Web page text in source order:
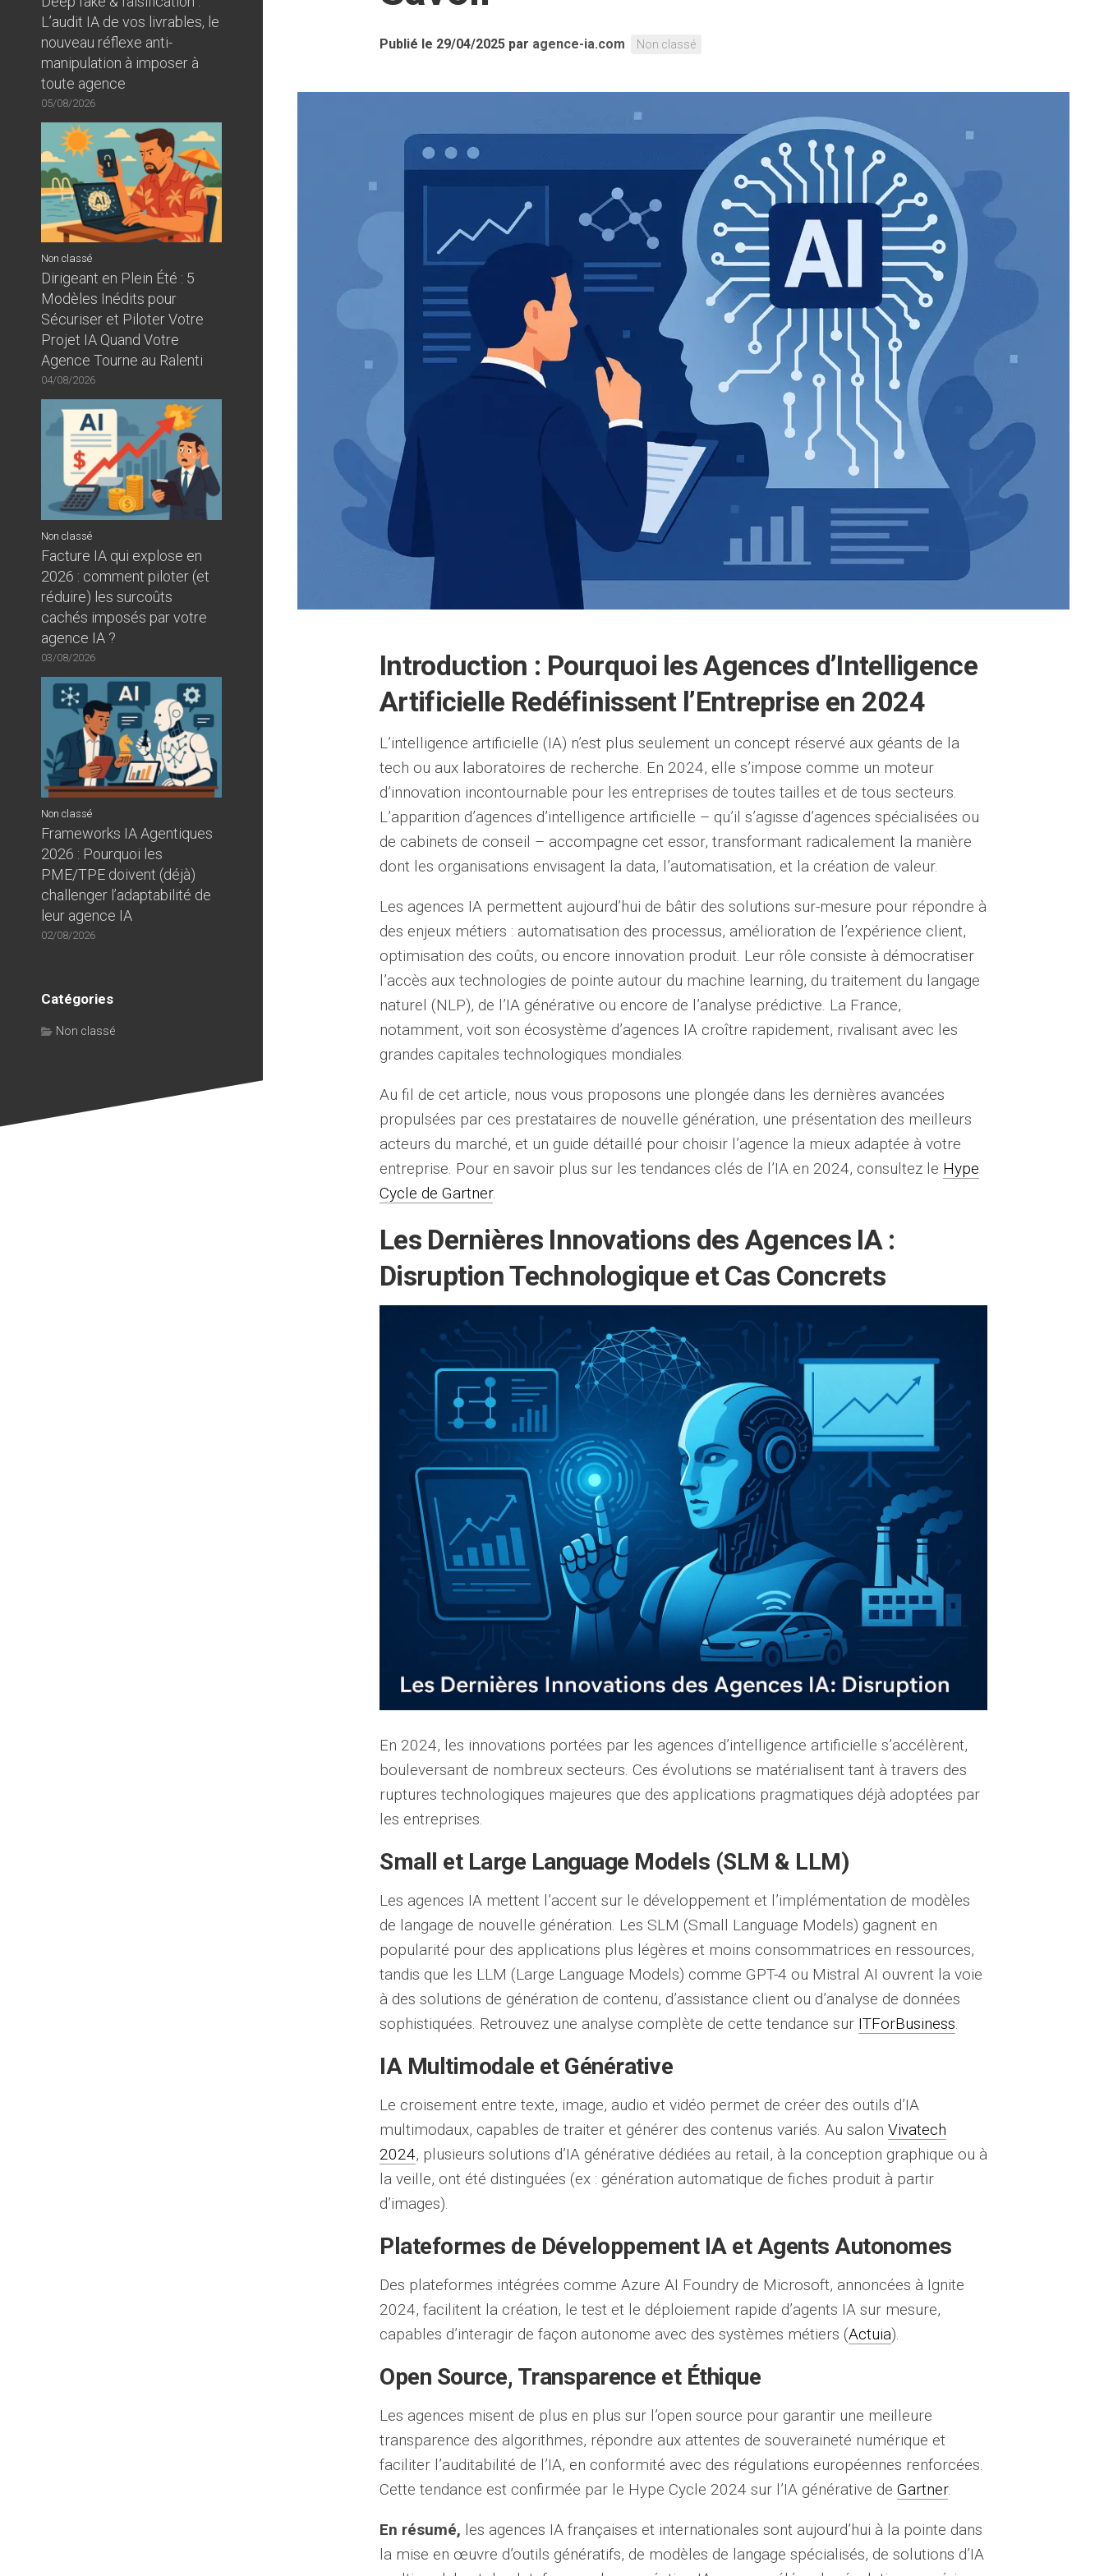
Publié le 29/04/2025 par agence-ia.com Non classé
Introduction : Pourquoi les Agences d’Intelligence
Artificielle Redéfinissent l’Entreprise en 2024
L’intelligence artificielle (IA) n’est plus seulement un concept réservé aux géants de la
tech ou aux laboratoires de recherche. En 2024, elle s’impose comme un moteur
d’innovation incontournable pour les entreprises de toutes tailles et de tous secteurs.
L’apparition d’agences d’intelligence artificielle – qu’il s’agisse d’agences spécialisées ou
de cabinets de conseil – accompagne cet essor, transformant radicalement la manière
dont les organisations envisagent la data, l’automatisation, et la création de valeur.
Les agences IA permettent aujourd’hui de bâtir des solutions sur-mesure pour répondre à
des enjeux métiers : automatisation des processus, amélioration de l’expérience client,
optimisation des coûts, ou encore innovation produit. Leur rôle consiste à démocratiser
l’accès aux technologies de pointe autour du machine learning, du traitement du langage
naturel (NLP), de l’IA générative ou encore de l’analyse prédictive. La France,
notamment, voit son écosystème d’agences IA croître rapidement, rivalisant avec les
grandes capitales technologiques mondiales.
Au fil de cet article, nous vous proposons une plongée dans les dernières avancées
propulsées par ces prestataires de nouvelle génération, une présentation des meilleurs
acteurs du marché, et un guide détaillé pour choisir l’agence la mieux adaptée à votre
entreprise. Pour en savoir plus sur les tendances clés de l’IA en 2024, consultez le Hype
Cycle de Gartner.
Les Dernières Innovations des Agences IA :
Disruption Technologique et Cas Concrets
En 2024, les innovations portées par les agences d’intelligence artificielle s’accélèrent,
bouleversant de nombreux secteurs. Ces évolutions se matérialisent tant à travers des
ruptures technologiques majeures que des applications pragmatiques déjà adoptées par
les entreprises.
Small et Large Language Models (SLM & LLM)
Les agences IA mettent l’accent sur le développement et l’implémentation de modèles
de langage de nouvelle génération. Les SLM (Small Language Models) gagnent en
popularité pour des applications plus légères et moins consommatrices en ressources,
tandis que les LLM (Large Language Models) comme GPT-4 ou Mistral AI ouvrent la voie
à des solutions de génération de contenu, d’assistance client ou d’analyse de données
sophistiquées. Retrouvez une analyse complète de cette tendance sur ITForBusiness.
IA Multimodale et Générative
Le croisement entre texte, image, audio et vidéo permet de créer des outils d’IA
multimodaux, capables de traiter et générer des contenus variés. Au salon Vivatech
2024, plusieurs solutions d’IA générative dédiées au retail, à la conception graphique ou à
la veille, ont été distinguées (ex : génération automatique de fiches produit à partir
d’images).
Plateformes de Développement IA et Agents Autonomes
Des plateformes intégrées comme Azure AI Foundry de Microsoft, annoncées à Ignite
2024, facilitent la création, le test et le déploiement rapide d’agents IA sur mesure,
capables d’interagir de façon autonome avec des systèmes métiers (Actuia).
Open Source, Transparence et Éthique
Les agences misent de plus en plus sur l’open source pour garantir une meilleure
transparence des algorithmes, répondre aux attentes de souveraineté numérique et
faciliter l’auditabilité de l’IA, en conformité avec des régulations européennes renforcées.
Cette tendance est confirmée par le Hype Cycle 2024 sur l’IA générative de Gartner.
En résumé, les agences IA françaises et internationales sont aujourd’hui à la pointe dans
la mise en œuvre d’outils génératifs, de modèles de langage spécialisés, de solutions d’IA
L’audit IA de vos livrables, le
nouveau réflexe anti-
manipulation à imposer à
toute agence
05/08/2026
Non classé
Dirigeant en Plein Été : 5
Modèles Inédits pour
Sécuriser et Piloter Votre
Projet IA Quand Votre
Agence Tourne au Ralenti
04/08/2026
Non classé
Facture IA qui explose en
2026 : comment piloter (et
réduire) les surcoûts
cachés imposés par votre
agence IA ?
03/08/2026
Non classé
Frameworks IA Agentiques
2026 : Pourquoi les
PME/TPE doivent (déjà)
challenger l’adaptabilité de
leur agence IA
02/08/2026
Catégories
Non classé